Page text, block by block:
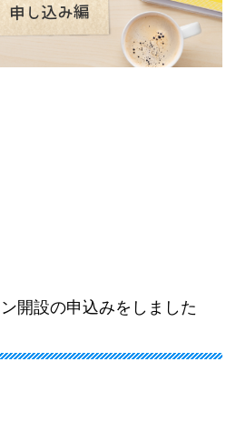
開設の申込みをしました